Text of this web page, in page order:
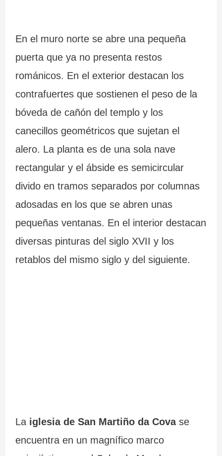
En el muro norte se abre una pequeña
puerta que ya no presenta restos
románicos. En el exterior destacan los
contrafuertes que sostienen el peso de la
bóveda de cañón del templo y los
canecillos geométricos que sujetan el
alero. La planta es de una sola nave
rectangular y el ábside es semicircular
divido en tramos separados por columnas
adosadas en los que se abren unas
pequeñas ventanas. En el interior destacan
diversas pinturas del siglo XVII y los
retablos del mismo siglo y del siguiente.
Laiglesia de San Martiño da Covase
encuentra en un magnífico marco